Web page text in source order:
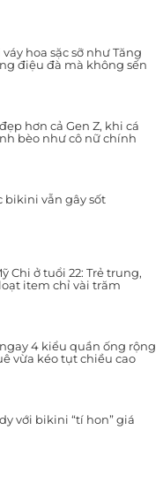
hoa sặc sỡ như Tăng
điệu đà mà không sến
hơn cả Gen Z, khi cá
bèo như cô nữ chính
bikini vẫn gây sốt
Chi ở tuổi 22: Trẻ trung,
item chỉ vài trăm
4 kiểu quần ống rộng
vừa kéo tụt chiều cao
với bikini “tí hon” giá